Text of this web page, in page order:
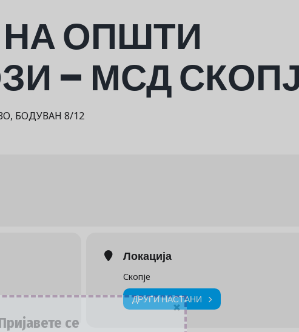
ОПШТИ
– МСД
БОДУВАН 8/12
Локација
Скопје
ДРУГИ НАСТАНИ
се
×